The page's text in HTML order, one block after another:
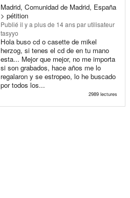
Madrid, Comunidad de Madrid, España
> pétition
Publié il y a plus de 14 anspar utilisateur
tasyyo
Hola buso cd o casette de mikel
herzog, si tenes el cd de en tu mano
esta... Mejor que mejor, no me importa
si son grabados, hace años me lo
regalaron y se estropeo, lo he buscado
por todos los...
2989 lectures